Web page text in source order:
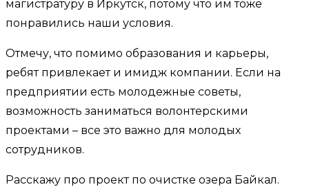
магистратуру в Иркутск, потому что им тоже
понравились наши условия.
Отмечу, что помимо образования и карьеры,
ребят привлекает и имидж компании. Если на
предприятии есть молодежные советы,
возможность заниматься волонтерскими
проектами – все это важно для молодых
сотрудников.
Расскажу про проект по очистке озера Байкал.